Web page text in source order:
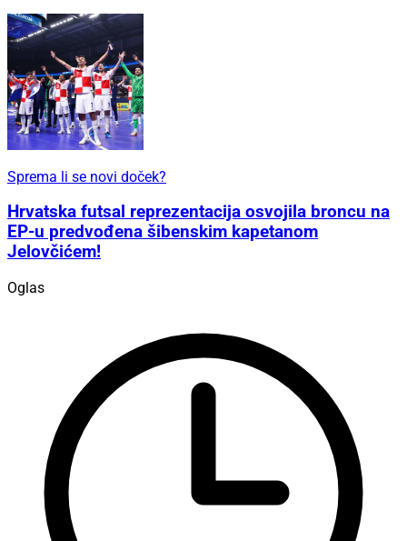
Sprema li se novi doček?
Hrvatska futsal reprezentacija osvojila broncu na
EP-u predvođena šibenskim kapetanom
Jelovčićem!
Oglas